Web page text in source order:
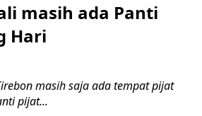
masih ada Panti
Hari
masih saja ada tempat pijat
pijat...